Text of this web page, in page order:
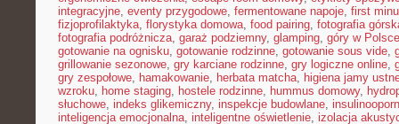
integracyjne, eventy przygodowe, fermentowane napoje, first
fizjoprofilaktyka, florystyka domowa, food pairing, fotografia
fotografia podróżnicza, garaż podziemny, glamping, góry w Polsce
gotowanie na ognisku, gotowanie rodzinne, gotowanie sous vide,
grillowanie sezonowe, gry karciane rodzinne, gry logiczne online,
gry zespołowe, hamakowanie, herbata matcha, higiena jamy
wzroku, home staging, hostele rodzinne, hummus domowy,
słuchowe, indeks glikemiczny, inspekcje budowlane,
inteligencja emocjonalna, inteligentne oświetlenie, izolacja